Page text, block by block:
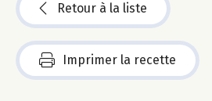
Retour à la liste
Imprimer la recette